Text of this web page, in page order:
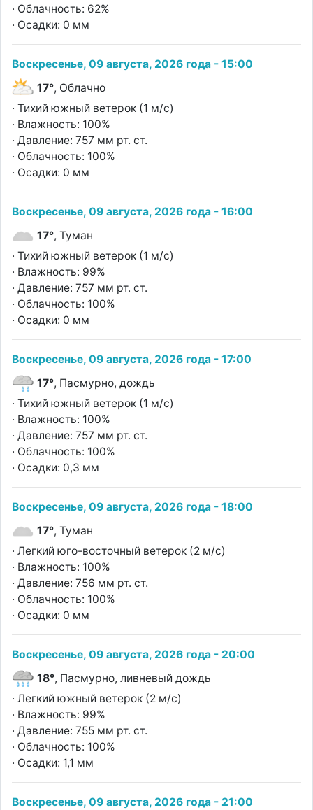
· Облачность: 62%
· Осадки: 0 мм
Воскресенье, 09 августа, 2026 года - 15:00
17°, Облачно
· Тихий южный ветерок (1 м/с)
· Влажность: 100%
· Давление: 757 мм рт. ст.
· Облачность: 100%
· Осадки: 0 мм
Воскресенье, 09 августа, 2026 года - 16:00
17°, Туман
· Тихий южный ветерок (1 м/с)
· Влажность: 99%
· Давление: 757 мм рт. ст.
· Облачность: 100%
· Осадки: 0 мм
Воскресенье, 09 августа, 2026 года - 17:00
17°, Пасмурно, дождь
· Тихий южный ветерок (1 м/с)
· Влажность: 100%
· Давление: 757 мм рт. ст.
· Облачность: 100%
· Осадки: 0,3 мм
Воскресенье, 09 августа, 2026 года - 18:00
17°, Туман
· Легкий юго-восточный ветерок (2 м/с)
· Влажность: 100%
· Давление: 756 мм рт. ст.
· Облачность: 100%
· Осадки: 0 мм
Воскресенье, 09 августа, 2026 года - 20:00
18°, Пасмурно, ливневый дождь
· Легкий южный ветерок (2 м/с)
· Влажность: 99%
· Давление: 755 мм рт. ст.
· Облачность: 100%
· Осадки: 1,1 мм
Воскресенье, 09 августа, 2026 года - 21:00